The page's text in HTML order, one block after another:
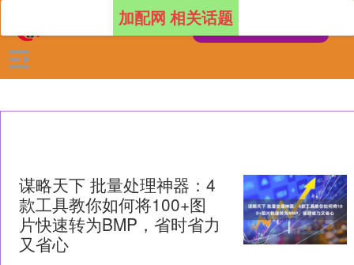
加配网 相关话题
谋略天下 批量处理神器：4
款工具教你如何将100+图
片快速转为BMP，省时省力
又省心